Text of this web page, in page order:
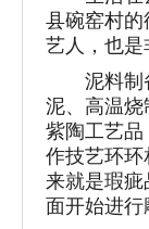
县碗窑村的
艺人，也是
泥料制备
泥、高温
紫陶工艺品
作技艺环环
来就是瑕疵
面开始进行